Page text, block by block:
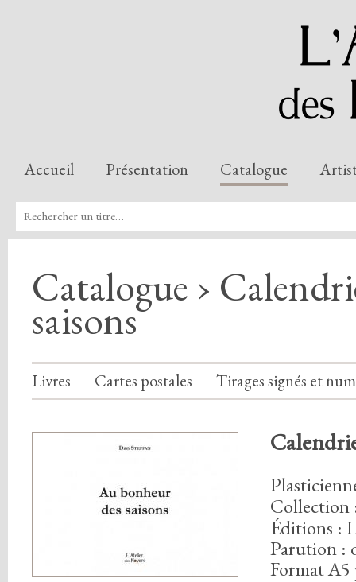
Accueil Présentation Catalogue
Catalogue ›
saisons
Livres Cartes postales Tirages signés et
Collection
Éditions :
Parution :
Format A5